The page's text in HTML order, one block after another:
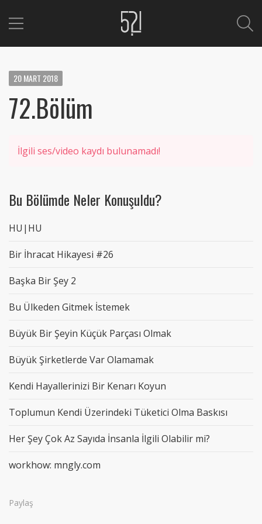
20MART 2018
72.Bölüm
İlgili ses/video kaydı bulunamadı!
Bu Bölümde Neler Konuşuldu?
HU|HU
Bir İhracat Hikayesi #26
Başka Bir Şey 2
Bu Ülkeden Gitmek İstemek
Büyük Bir Şeyin Küçük Parçası Olmak
Büyük Şirketlerde Var Olamamak
Kendi Hayallerinizi Bir Kenarı Koyun
Toplumun Kendi Üzerindeki Tüketici Olma Baskısı
Her Şey Çok Az Sayıda İnsanla İlgili Olabilir mi?
workhow: mngly.com
Paylaş